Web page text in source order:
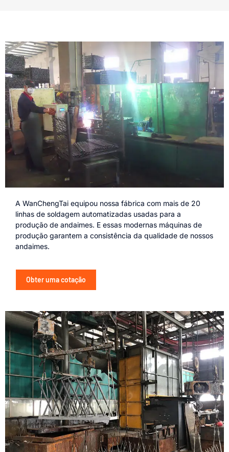
A WanChengTai equipou nossa fábrica com mais de 20
linhas de soldagem automatizadas usadas para a
produção de andaimes. E essas modernas máquinas de
produção garantem a consistência da qualidade de nossos
andaimes.
Obter uma cotação